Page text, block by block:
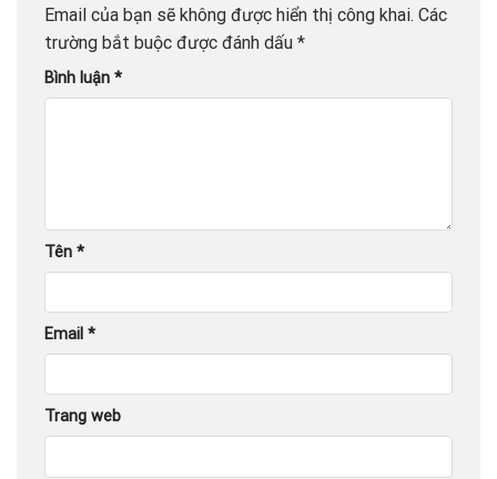
Email của bạn sẽ không được hiển thị công khai. Các
trường bắt buộc được đánh dấu *
Bình luận *
Tên *
Email *
Trang web